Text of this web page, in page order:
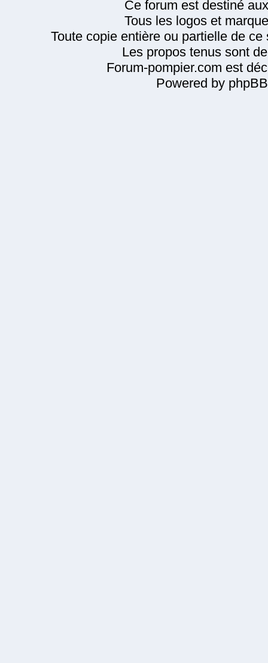
Ce forum est destiné
Tous les logos et
Toute copie entière ou partielle de
Les propos tenus sont
Forum-pompier.com est
Powered by